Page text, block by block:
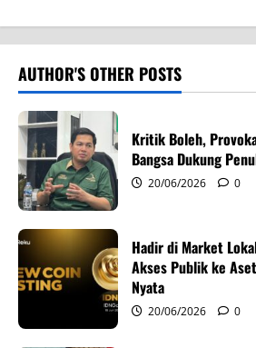
a
v
i
g
a
t
i
o
n
AUTHOR'S OTHER POSTS
Kritik Boleh,
Bangsa Dukung
20/06/2026 0
Hadir di Market
Akses Publik ke
Nyata
20/06/2026 0